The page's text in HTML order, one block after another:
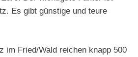
Es gibt günstige und teure
im Fried/Wald reichen knapp 500